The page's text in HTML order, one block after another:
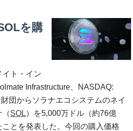
を購
イト・イン
Infrastructure、NASDAQ:
団からソラナエコシステムのネイ
（SOL）を5,000万ドル（約76億
とを発表した。今回の購入価格